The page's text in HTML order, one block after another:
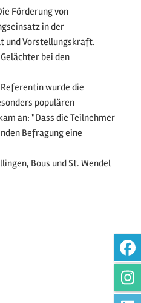
Förderung von
in der
und Vorstellungskraft.
bei den
wurde die
populären
an: "Dass die Teilnehmer
Befragung eine
Bous und St. Wendel